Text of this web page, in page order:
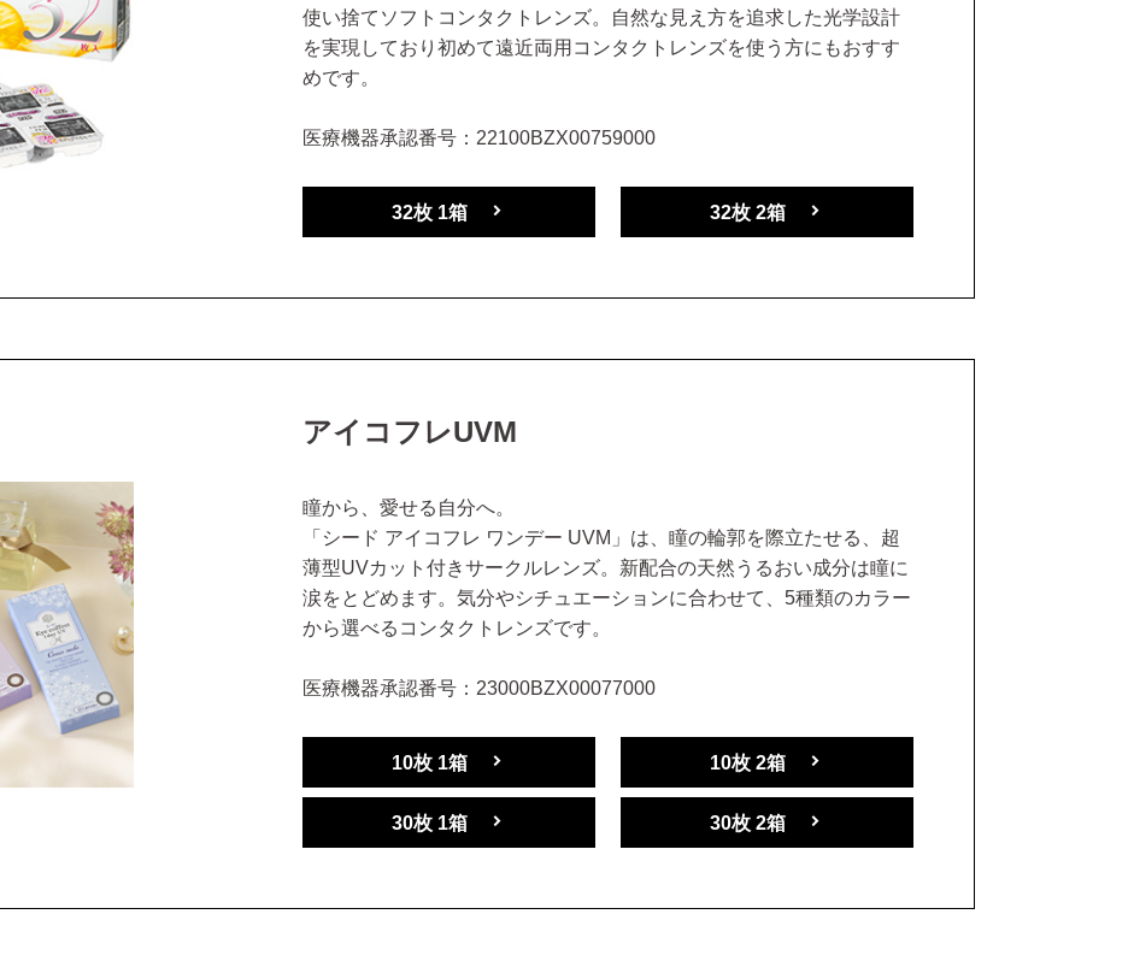
使い捨てソフトコンタクトレンズ。自然な見え方を追求した光学設計
を実現しており初めて遠近両用コンタクトレンズを使う方にもおすす
めです。
医療機器承認番号：22100BZX00759000
32枚 1箱 32枚 2箱
アイコフレUVM
瞳から、愛せる自分へ。
「シード アイコフレ ワンデー UVM」は、瞳の輪郭を際立たせる、超
薄型UVカット付きサークルレンズ。新配合の天然うるおい成分は瞳に
涙をとどめます。気分やシチュエーションに合わせて、5種類のカラー
から選べるコンタクトレンズです。
医療機器承認番号：23000BZX00077000
10枚 1箱 10枚 2箱
30枚 1箱 30枚 2箱